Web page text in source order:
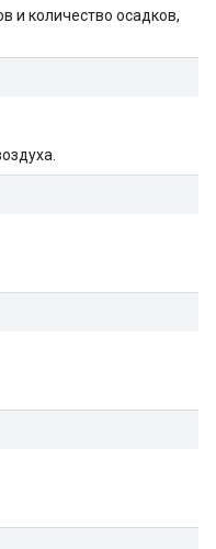
и количество осадков,